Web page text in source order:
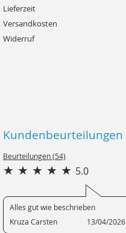
Lieferzeit
Versandkosten
Widerruf
Kundenbeurteilungen
Beurteilungen (54)
5.0
Alles gut wie beschrieben
Kruza Carsten
13/04/2026